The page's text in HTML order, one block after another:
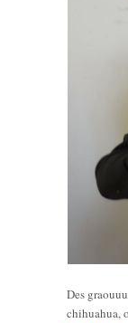
Des
chihuahua,